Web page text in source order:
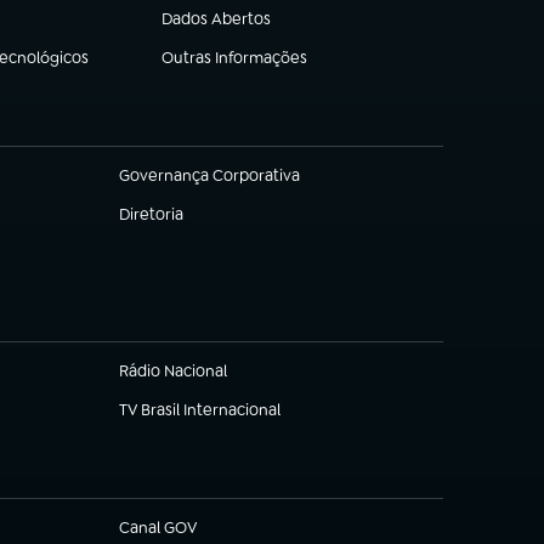
Dados Abertos
(abre em nova aba)
Outras Informações
(abre em nova aba)
Governança Corporativa
(abre em nova aba)
Diretoria
(abre em nova aba)
Rádio Nacional
TV Brasil Internacional
(abre em nova aba)
Canal GOV
(abre em nova aba)